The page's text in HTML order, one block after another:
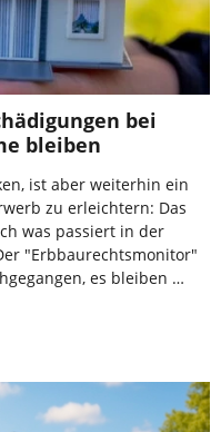
bei
bleiben
ist aber weiterhin ein
zu erleichtern: Das
was passiert in der
"Erbbaurechtsmonitor"
es bleiben …